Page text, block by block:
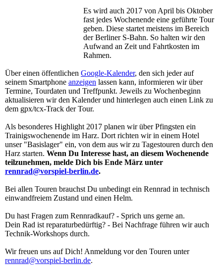
Es wird auch 2017 von April bis Oktober
fast jedes Wochenende eine geführte Tour
geben. Diese startet meistens im Bereich
der Berliner S-Bahn. So halten wir den
Aufwand an Zeit und Fahrtkosten im
Rahmen.
Über einen öffentlichen Google-Kalender, den sich jeder auf
seinem Smartphone anzeigen lassen kann, informieren wir über
Termine, Tourdaten und Treffpunkt. Jeweils zu Wochenbeginn
aktualisieren wir den Kalender und hinterlegen auch einen Link zu
dem gpx/tcx-Track der Tour.
Als besonderes Highlight 2017 planen wir über Pfingsten ein
Trainigswochenende im Harz. Dort richten wir in einem Hotel
unser "Basislager" ein, von dem aus wir zu Tagestouren durch den
Harz starten. Wenn Du Interesse hast, an diesem Wochenende
teilzunehmen, melde Dich bis Ende März unter
rennrad@vorspiel-berlin.de.
Bei allen Touren brauchst Du unbedingt ein Rennrad in technisch
einwandfreiem Zustand und einen Helm.
Du hast Fragen zum Rennradkauf? - Sprich uns gerne an.
Dein Rad ist reparaturbedürftig? - Bei Nachfrage führen wir auch
Technik-Workshops durch.
Wir freuen uns auf Dich! Anmeldung vor den Touren unter
rennrad@vorspiel-berlin.de.